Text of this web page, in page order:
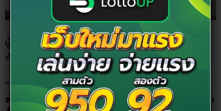
สดใส อยู่ในช่วงโอกาสทองมีโอกาสลงทุนสามารถทำได้ นอกจาก
นั้นยังสามารถเสี่ยงโชคได้ที่เว็บtode69อีกด้วย เพราะดวงด้าน
การเสี่ยงโชคกำลังขึ้น จะได้ลาภจากทางไกล”
เลขเด็ด ฝันเห็นพายุหมุนงวงช้าง : 0 3 6 7 32 36 60 00 85 632
ฝันเห็นพายุ หลายลูก